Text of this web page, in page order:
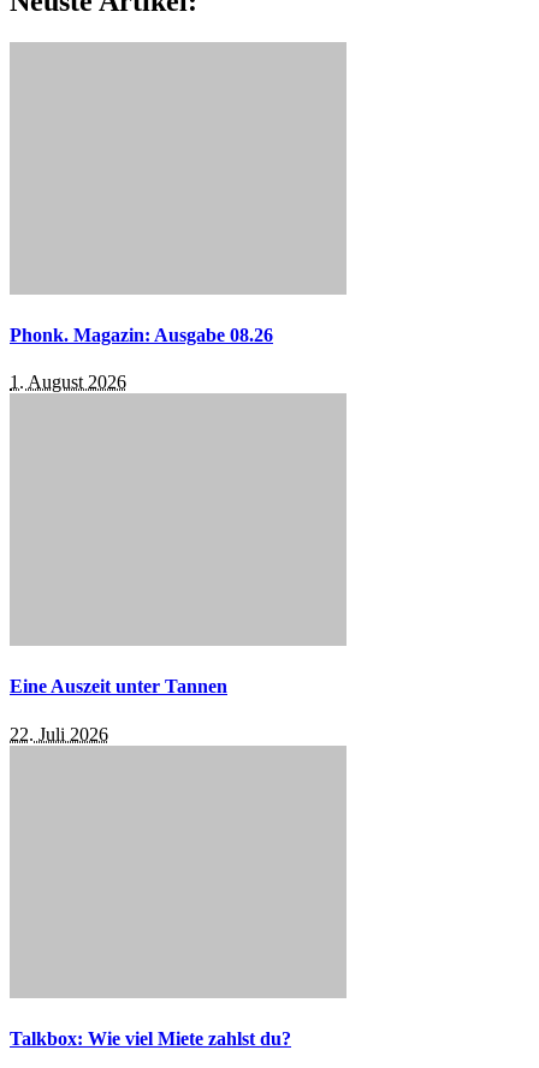
Phonk. Magazin: Ausgabe 08.26
1. August 2026
Eine Auszeit unter Tannen
22. Juli 2026
Talkbox: Wie viel Miete zahlst du?